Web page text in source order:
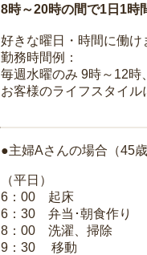
8時～20時の間で1日1時
好きな曜日・時間に働け
勤務時間例：
毎週水曜のみ 9時～12時
お客様のライフスタイ
●主婦Aさんの場合（45歳
（平日）
6：00 起床
6：30 弁当･朝食作り
8：00 洗濯、掃除
9：30 移動